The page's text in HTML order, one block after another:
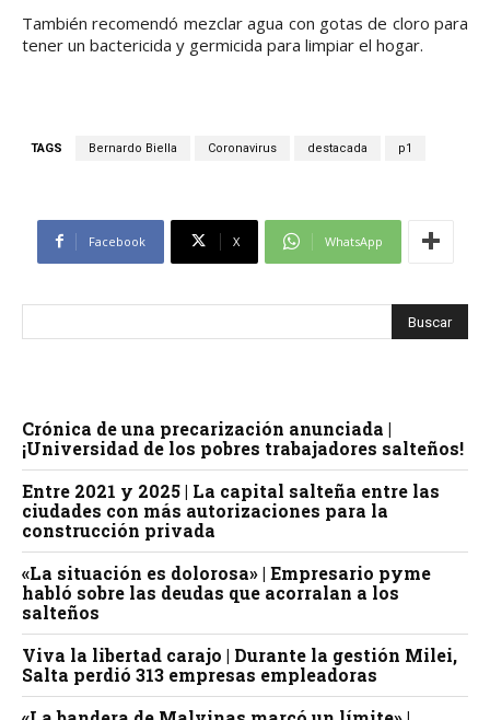
También recomendó mezclar agua con gotas de cloro para
tener un bactericida y germicida para limpiar el hogar.
TAGS Bernardo Biella Coronavirus destacada p1
Facebook X WhatsApp
Crónica de una precarización anunciada |
¡Universidad de los pobres trabajadores salteños!
Entre 2021 y 2025 | La capital salteña entre las
ciudades con más autorizaciones para la
construcción privada
«La situación es dolorosa» | Empresario pyme
habló sobre las deudas que acorralan a los
salteños
Viva la libertad carajo | Durante la gestión Milei,
Salta perdió 313 empresas empleadoras